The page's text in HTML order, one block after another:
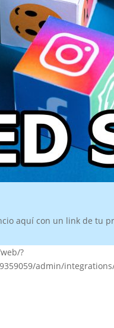
aquí con un link de tu
?
admin/